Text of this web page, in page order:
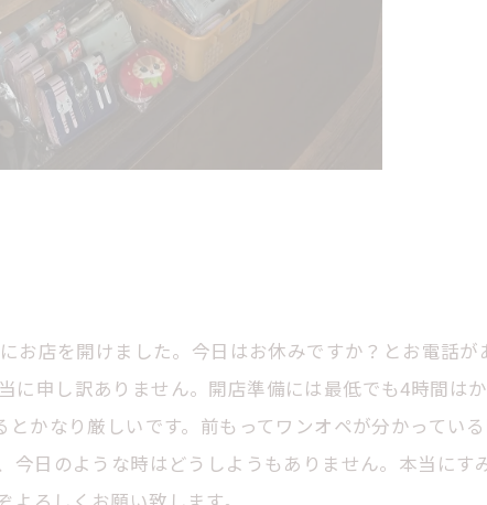
お店を開けました。今日はお休みですか？とお電話が
申し訳ありません。開店準備には最低でも4時間は
かなり厳しいです。前もってワンオペが分かってい
日のような時はどうしようもありません。本当にす